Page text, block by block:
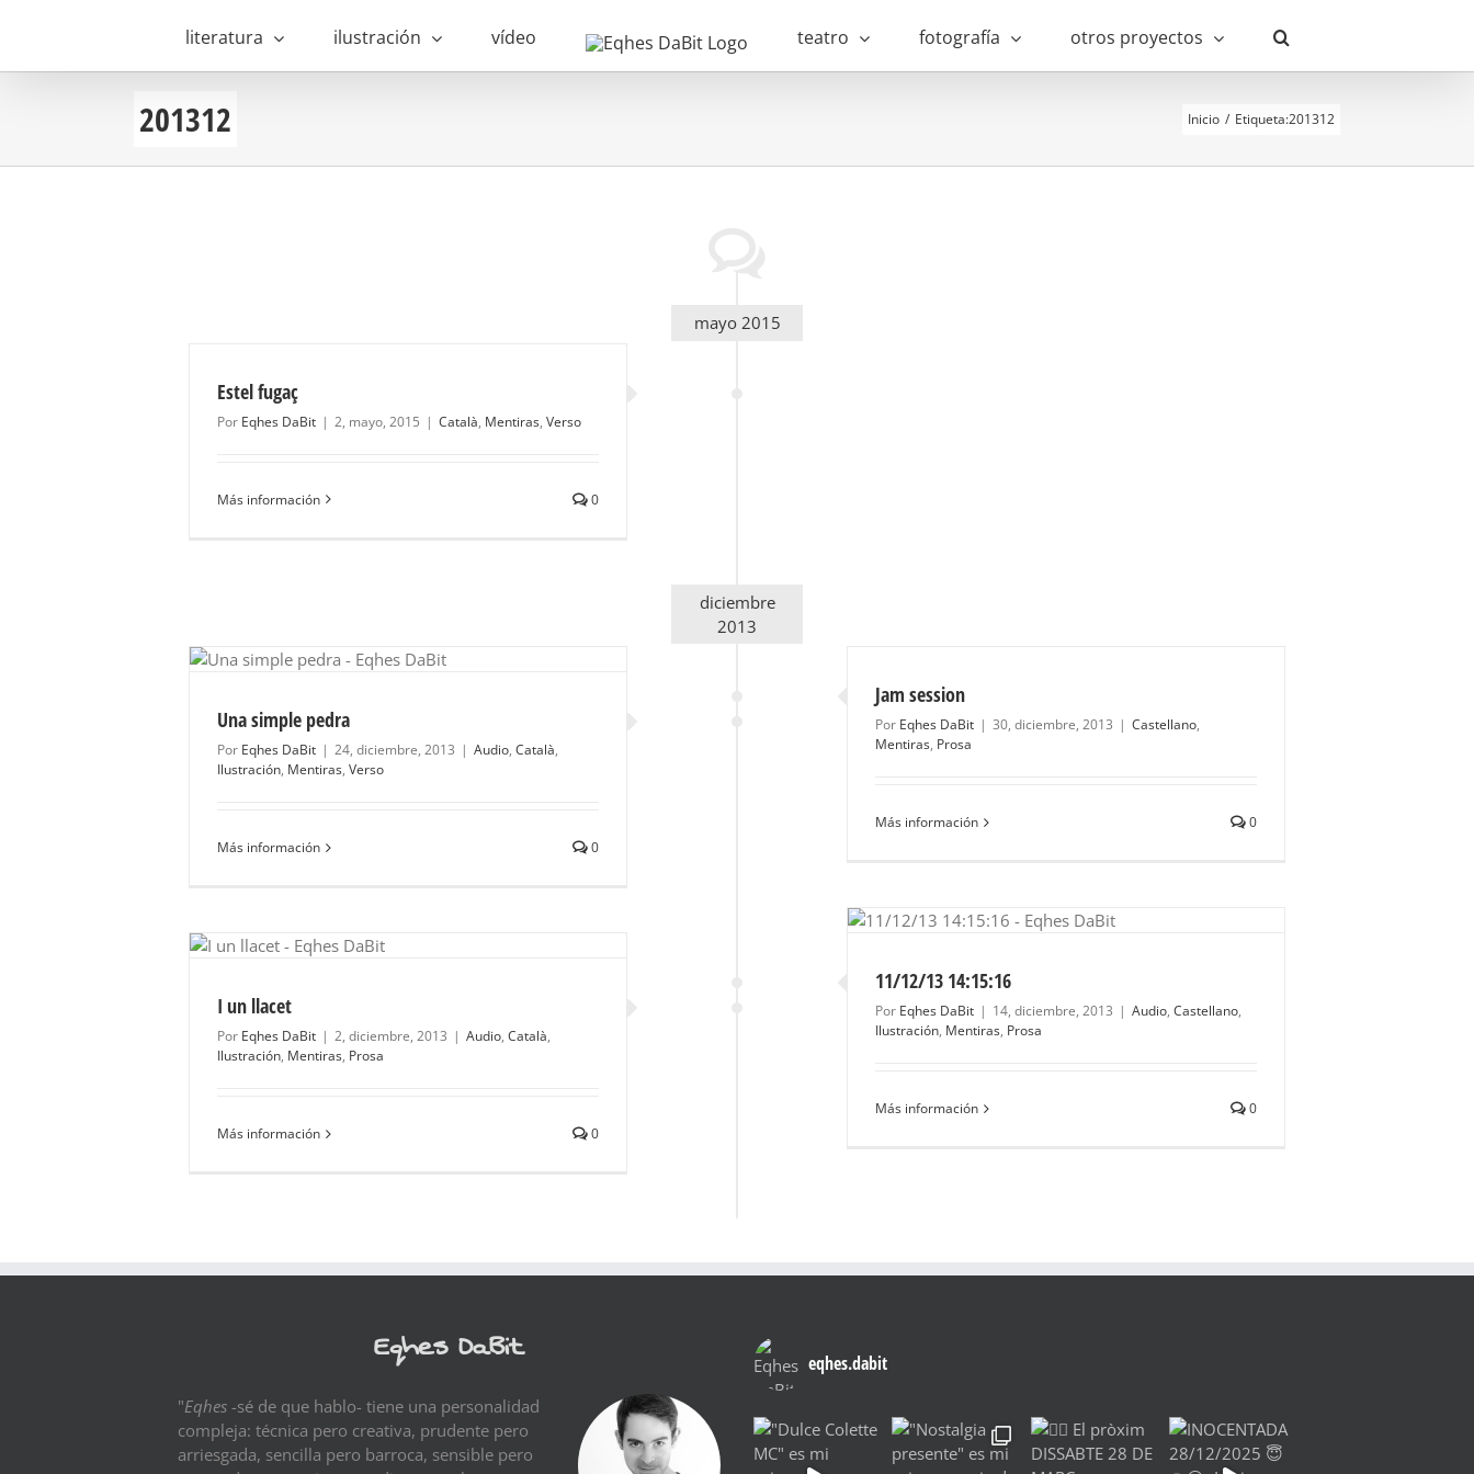
literatura ilustración vídeo teatro fotografía otros proyectos
201312 Inicio Etiqueta:201312
mayo 2015
Estel fugaç
Por Eqhes DaBit | 2, mayo, 2015 | Català, Mentiras, Verso
Más información 0
diciembre
2013
Jam session
Por Eqhes DaBit | 30, diciembre, 2013 | Castellano,
Mentiras, Prosa
Más información 0
Una simple pedra
Por Eqhes DaBit | 24, diciembre, 2013 | Audio, Català,
Ilustración, Mentiras, Verso
Más información 0
11/12/13 14:15:16
Por Eqhes DaBit | 14, diciembre, 2013 | Audio, Castellano,
Ilustración, Mentiras, Prosa
Más información 0
I un llacet
Por Eqhes DaBit | 2, diciembre, 2013 | Audio, Català,
Ilustración, Mentiras, Prosa
Más información 0
Eqhes DaBit
"Eqhes -sé de que hablo- tiene una personalidad
compleja: técnica pero creativa, prudente pero
arriesgada, sencilla pero barroca, sensible pero
eqhes.dabit